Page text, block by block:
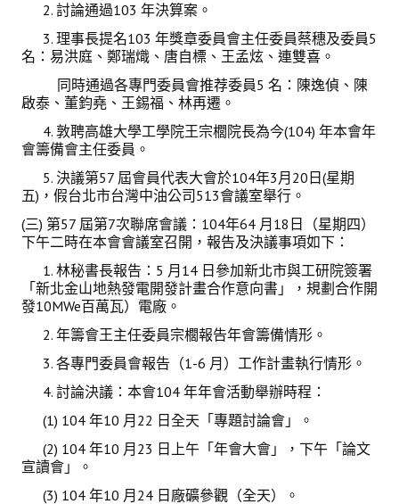
聯絡我們
(測試)
會員申請
會員登入
2. 討論通過103 年決算案。
3. 理事長提名103 年獎章委員會主任委員蔡穗及委員5
名：易洪庭、鄭瑞熾、唐自標、王孟炫、連雙喜。
同時通過各專門委員會推荐委員5 名：陳逸偵、陳
啟泰、董鈞堯、王錫福、林再遷。
4. 敦聘高雄大學工學院王宗櫚院長為今(104) 年本會年
會籌備會主任委員。
5. 決議第57 屆會員代表大會於104年3月20日(星期
五)，假台北市台灣中油公司513會議室舉行。
(三) 第57 屆第7次聯席會議：104年64 月18日（星期四）
下午二時在本會會議室召開，報告及決議事項如下：
1. 林秘書長報告：5 月14 日參加新北市與工研院簽署
「新北金山地熱發電開發計畫合作意向書」，規劃合作開
發10MWe百萬瓦）電廠。
2. 年籌會王主任委員宗櫚報告年會籌備情形。
3. 各專門委員會報告（1-6 月）工作計畫執行情形。
4. 討論決議：本會104 年年會活動舉辦時程：
(1) 104 年10 月22 日全天「專題討論會」。
(2) 104 年10 月23 日上午「年會大會」，下午「論文
宣讀會」。
(3) 104 年10 月24 日廠礦參觀（全天）。